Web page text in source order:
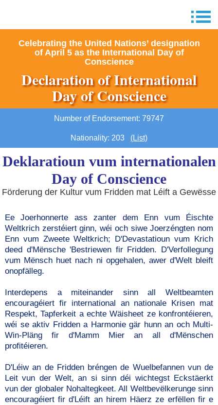
Celebrating the United Nations’ designation
of April 5 as the International Day of
Conscience
Declaration of International
Day of Conscience
Number of Endorsement: 79747
Nationality: 203 (List)
Deklaratioun vum internationalen
Day of Conscience
Förderung der Kultur vum Fridden mat Léift a Gewësse
Ee Joerhonnerte ass zanter dem Enn vum Éischte
Weltkrich zerstéiert ginn, wéi och siwe Joerzéngten nom
Enn vum Zweete Weltkrich; D'Devastatioun vum Krich
deed d'Mënsche 'Bestriewen fir Fridden. D'Verfollegung
vum Mënsch huet nach ni opgehalen, awer d'Welt bleift
onopfälleg.
Interdepens a miteinander sinn all Weltbeamten
encouragéiert fir international an nationale Krisen mat
Respekt, Tapferkeit a echte Wäisheet ze konfrontéieren,
wéi se aktiv Fridden a Harmonie gär hunn an och Multi-
Win-Pläng fir d'Mamm Mier an all d'Mënschen
profitéieren.
D'Léiw an de Fridden bréngen de Wuelbefannen vun de
Leit vun der Welt, an si sinn déi wichtegst Eckstäerkt
vun der globaler Nohaltegkeet. All Weltbevëlkerunge sinn
encouragéiert fir d'Léift an hirem Häerz ze erfëllen fir e